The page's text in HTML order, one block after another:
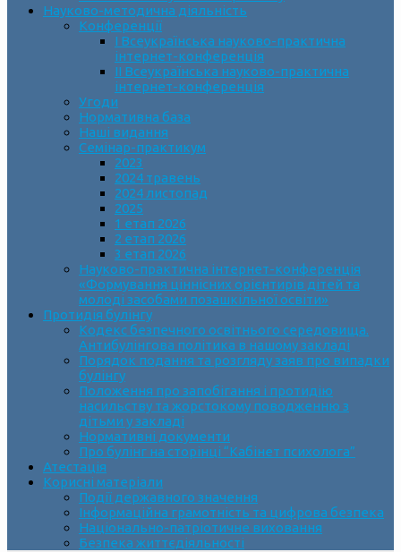
Науково-методична діяльність
Конференції
І Всеукраїнська науково-практична
інтернет-конференція
ІІ Всеукраїнська науково-практична
інтернет-конференція
Угоди
Нормативна база
Наші видання
Семінар-практикум
2023
2024 травень
2024 листопад
2025
1 етап 2026
2 етап 2026
3 етап 2026
Науково-практична інтернет-конференція
«Формування ціннісних орієнтирів дітей та
молоді засобами позашкільної освіти»
Протидія булінгу
Кодекс безпечного освітнього середовища.
Антибулінгова політика в нашому закладі
Порядок подання та розгляду заяв про випадки
булінгу
Положення про запобігання і протидію
насильству та жорстокому поводженню з
дітьми у закладі
Нормативні документи
Про булінг на сторінці “Кабінет психолога”
Атестація
Корисні матеріали
Події державного значення
Інформаційна грамотність та цифрова безпека
Національно-патріотичне виховання
Безпека життєдіяльності